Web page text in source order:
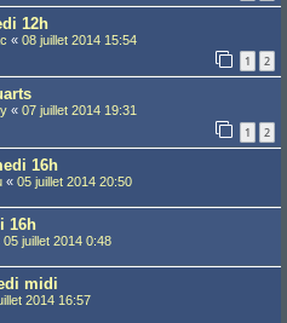
12h
« 08 juillet 2014 15:54
1 2
« 07 juillet 2014 19:31
1 2
16h
« 05 juillet 2014 20:50
16h
05 juillet 2014 0:48
midi
2014 16:57